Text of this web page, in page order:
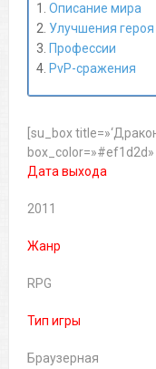
Описание мира
Улучшения героя
Профессии
PvP-сражения
[su_box
Дата выхода
2011
Жанр
RPG
Тип игры
Браузерная